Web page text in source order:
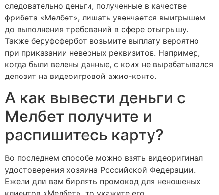
следовательно деньги, полученные в качестве
фрибета «Мелбет», лишать увенчается выигрышем
до выполнения требований в сфере отыгрышу.
Также беруфсфербот возьмите выплату вероятно
при приказании неверных реквизитов. Например,
когда были велены данные, с коих не вырабатывался
депозит на видеоигровой ажио-конто.
А как вывести деньги с
Мелбет получите и
распишитесь карту?
Во последнем способе можно взять видеоригинал
удостоверения хозяина Российской Федерации.
Ежели дли вам бирлять промокод для неношеных